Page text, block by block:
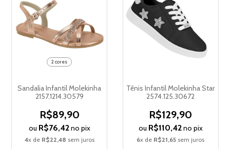
2 cores
Sandalia Infantil Molekinha
2157.1214.30579
R$89,90
ou R$76,42no pix
4x de R$22,48 sem juros
Tênis Infantil Molekinha Star
2574.125.30672
R$129,90
ou R$110,42no pix
6x de R$21,65 sem juros